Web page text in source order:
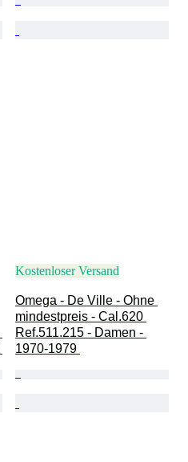
Kostenloser Versand
Omega - De Ville - Ohne
mindestpreis - Cal.620
Ref.511.215 - Damen -
1970-1979